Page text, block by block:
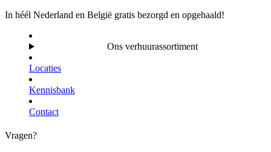
In héél Nederland en België gratis bezorgd en opgehaald!
Ons verhuurassortiment
Locaties
Kennisbank
Contact
Vragen?